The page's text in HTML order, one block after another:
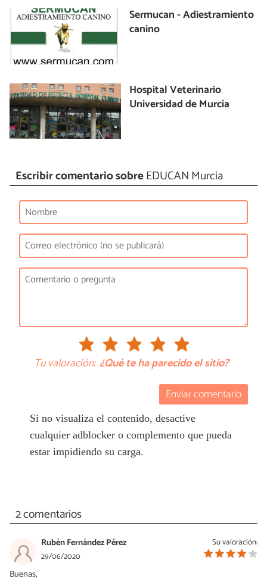
Sermucan - Adiestramiento
canino
Hospital Veterinario
Universidad de Murcia
Escribir comentario sobreEDUCAN Murcia
Tu valoración: ¿Qué te ha parecido el sitio?
Enviar comentario
Si no visualiza el contenido, desactive
cualquier adblocker o complemento que pueda
estar impidiendo su carga.
2 comentarios
Su valoración:
Rubén Fernández Pérez
29/06/2020
Buenas,